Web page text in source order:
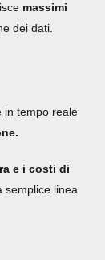
massimi
dei dati.
in tempo reale
e i costi di
semplice linea